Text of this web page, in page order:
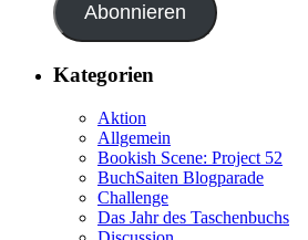
Abonnieren
Kategorien
Aktion
Allgemein
Bookish Scene: Project 52
BuchSaiten Blogparade
Challenge
Das Jahr des Taschenbuchs